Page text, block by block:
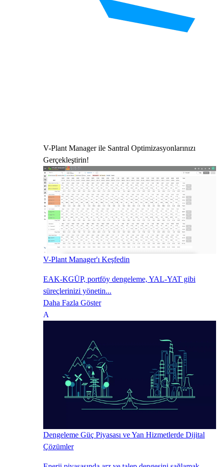
V-Plant Manager ile Santral Optimizasyonlarınızı
Gerçekleştirin!
V-Plant Manager'ı Keşfedin
EAK-KGÜP, portföy dengeleme, YAL-YAT gibi
süreçlerinizi yönetin...
Daha Fazla Göster
Dengeleme Güç Piyasası ve Yan Hizmetlerde Dijital
Çözümler